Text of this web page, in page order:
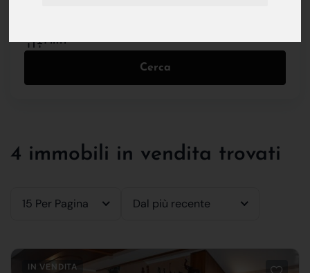
Filtri
Cerca
4 immobili in vendita trovati
15 Per Pagina Dal più recente
IN VENDITA